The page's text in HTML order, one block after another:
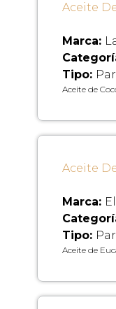
Aceite
Marca:
Tipo:
Aceite de
Aceite
Marca:
Tipo:
Aceite de